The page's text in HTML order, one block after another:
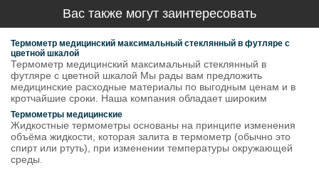
Вас также могут заинтересовать
Термометр медицинский максимальный стеклянный в футляре с
цветной шкалой
Термометр медицинский максимальный стеклянный в
футляре с цветной шкалой Мы рады вам предложить
медицинские расходные материалы по выгодным ценам и в
кротчайшие сроки. Наша компания обладает широким
Термометры медицинские
Жидкостные термометры основаны на принципе изменения
объёма жидкости, которая залита в термометр (обычно это
спирт или ртуть), при изменении температуры окружающей
среды.